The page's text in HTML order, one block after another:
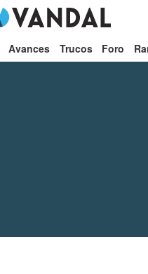
Avances Trucos Foro